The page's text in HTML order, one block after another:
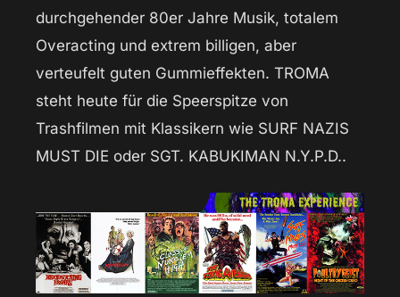
durchgehender 80er Jahre Musik, totalem
Overacting und extrem billigen, aber
verteufelt guten Gummieffekten. TROMA
steht heute für die Speerspitze von
Trashfilmen mit Klassikern wie SURF NAZIS
MUST DIE oder SGT. KABUKIMAN N.Y.P.D..